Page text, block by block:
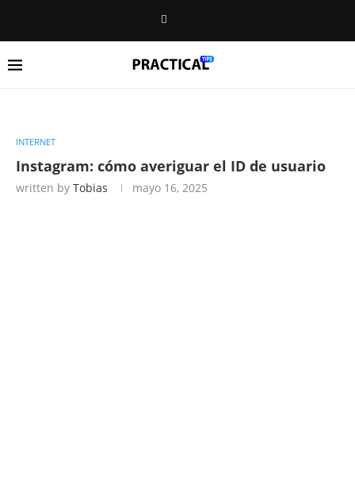
INTERNET
Instagram: cómo averiguar el ID de usuario
written by Tobias mayo 16, 2025